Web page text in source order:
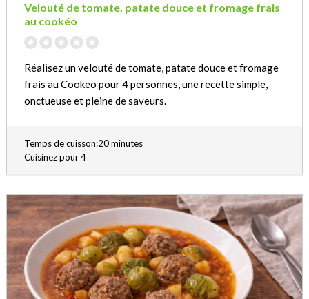
Velouté de tomate, patate douce et fromage frais
au cookéo
Réalisez un velouté de tomate, patate douce et fromage
frais au Cookeo pour 4 personnes, une recette simple,
onctueuse et pleine de saveurs.
Temps de cuisson:20 minutes
Cuisinez pour 4